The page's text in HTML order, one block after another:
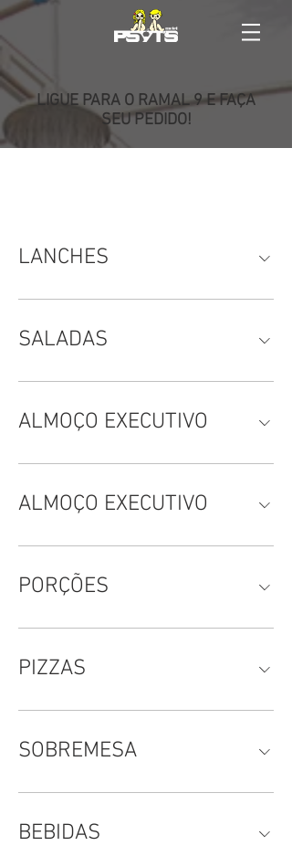
LIGUE PARA O RAMAL 9 E FAÇA
SEU PEDIDO!
LANCHES
SALADAS
ALMOÇO EXECUTIVO
ALMOÇO EXECUTIVO
PORÇÕES
PIZZAS
SOBREMESA
BEBIDAS